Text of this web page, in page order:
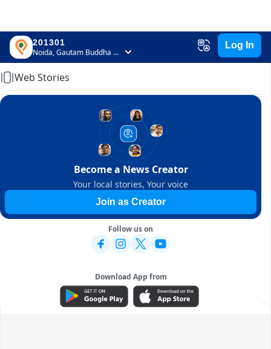
201301
Noida, Gautam Buddha Nagar, Uttar Pradesh
Log In
Home
Web Stories
Become a News Creator
Your local stories, Your voice
Join as Creator
Follow us on
Download App from
ADVERTISEMENT